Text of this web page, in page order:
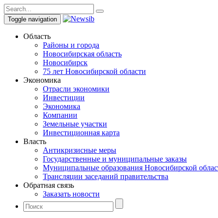
Toggle navigation
Область
Районы и города
Новосибирская область
Новосибирск
75 лет Новосибирской области
Экономика
Отрасли экономики
Инвестиции
Экономика
Компании
Земельные участки
Инвестиционная карта
Власть
Антикризисные меры
Государственные и муниципальные заказы
Муниципальные образования Новосибирской
Трансляции заседаний правительства
Обратная связь
Заказать новости